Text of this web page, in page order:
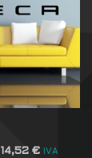
14,52€ IVA